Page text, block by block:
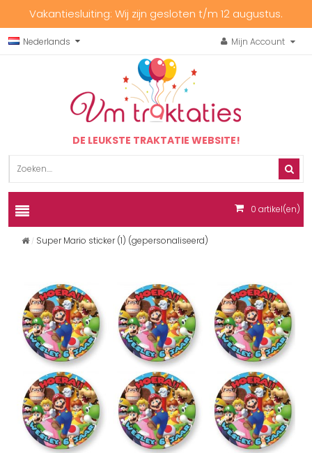
Vakantiesluiting: Wij zijn gesloten t/m 12 augustus.
Nederlands Mijn Account
DE LEUKSTE TRAKTATIE WEBSITE!
0 artikel(en)
Super Mario sticker (1) (gepersonaliseerd)